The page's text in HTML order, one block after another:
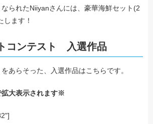
られたNiiyanさんには、豪華海鮮セット(2
します！
コンテスト 入選作品
あらそった、入選作品はこちらです。
大表示されます※